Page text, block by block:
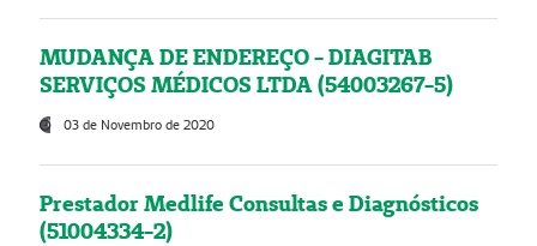
MUDANÇA DE ENDEREÇO - DIAGITAB
SERVIÇOS MÉDICOS LTDA (54003267-5)
03 de Novembro de 2020
Prestador Medlife Consultas e Diagnósticos
(51004334-2)